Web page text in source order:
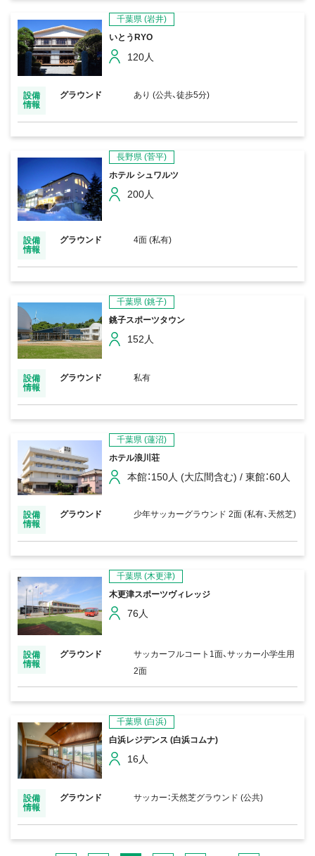
千葉県 (岩井)
いとうRYO
120人
設備
情報
グラウンド あり (公共、徒歩5分)
長野県 (菅平)
ホテル シュワルツ
200人
設備
情報
グラウンド 4面 (私有)
千葉県 (銚子)
銚子スポーツタウン
152人
設備
情報
グラウンド 私有
千葉県 (蓮沼)
ホテル浪川荘
本館：150人 (大広間含む) / 東館：60人
設備
情報
グラウンド 少年サッカーグラウンド 2面 (私有、天然芝)
千葉県 (木更津)
木更津スポーツヴィレッジ
76人
設備
情報
グラウンド
サッカーフルコート1面、サッカー小学生用
2面
千葉県 (白浜)
白浜レジデンス (白浜コムナ)
16人
設備
情報
グラウンド サッカー：天然芝グラウンド (公共)